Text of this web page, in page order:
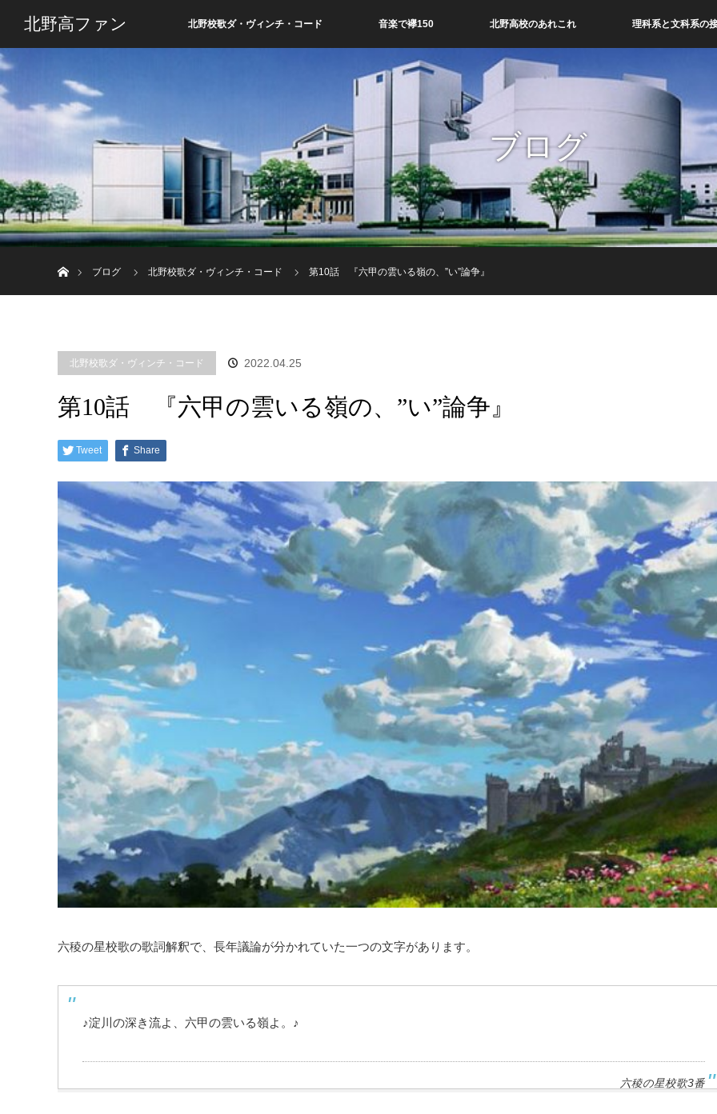
北野高ファン 北野校歌ダ・ヴィンチ・コード 音楽で襷150 北野高校のあれこれ 理科系と文科系の
ブログ
ブログ
北野校歌ダ・ヴィンチ・コード 第10話 『六甲の雲いる嶺の、”い”論争』
北野校歌ダ・ヴィンチ・コード 2022.04.25
第10話 『六甲の雲いる嶺の、”い”論争』
Tweet Share
六稜の星校歌の歌詞解釈で、長年議論が分かれていた一つの文字があります。
♪淀川の深き流よ、六甲の雲いる嶺よ。♪
六稜の星校歌3番